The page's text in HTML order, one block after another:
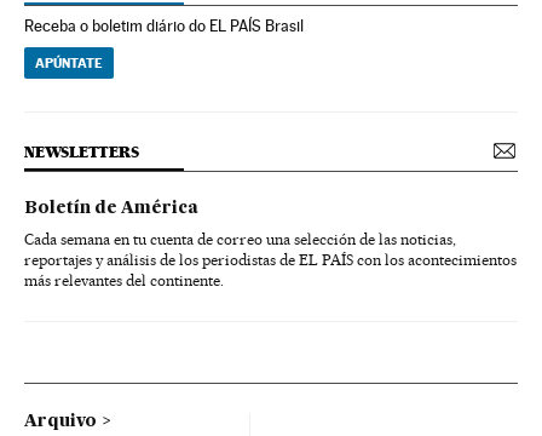
Receba o boletim diário do EL PAÍS Brasil
APÚNTATE
NEWSLETTERS
Boletín de América
Cada semana en tu cuenta de correo una selección de las noticias,
reportajes y análisis de los periodistas de EL PAÍS con los acontecimientos
más relevantes del continente.
Arquivo